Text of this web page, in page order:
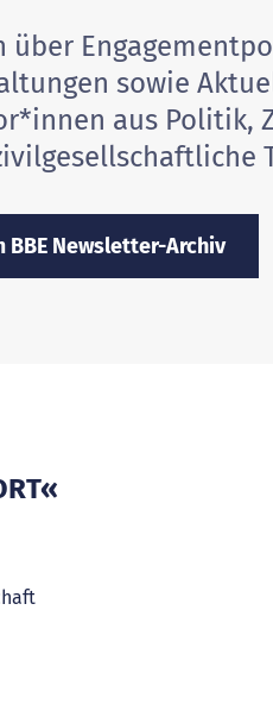
sowie
aus Politik,
BBE Newsletter-Archiv